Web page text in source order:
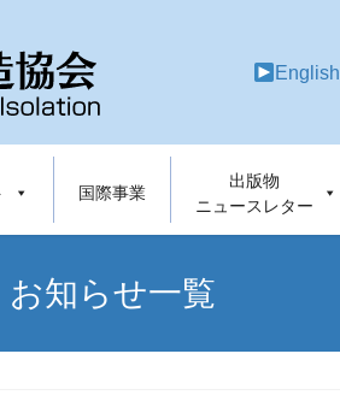
English
国際事業
出版物
ニュースレター
お知らせ一覧